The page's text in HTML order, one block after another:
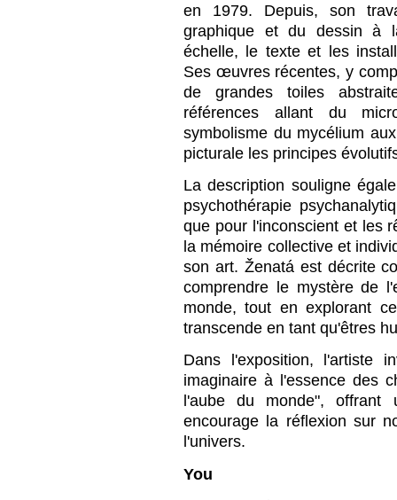
en 1979. Depuis, son
graphique et du dessin à
échelle, le texte et les
Ses œuvres récentes, y
de grandes toiles
références allant du
symbolisme du mycélium
picturale les principes
La description souligne
psychothérapie
que pour l'inconscient et les
la mémoire collective et
son art. Ženatá est décrite
comprendre le mystère de
monde, tout en explorant
transcende en tant qu'êtres
Dans l'exposition, l'artiste
imaginaire à l'essence des
l'aube du monde", offrant
encourage la réflexion sur
l'univers.
You